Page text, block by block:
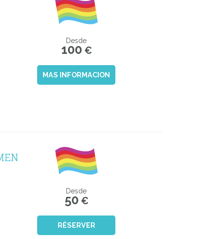
Desde
100 €
MAS INFORMACION
Desde
50 €
RÉSERVER